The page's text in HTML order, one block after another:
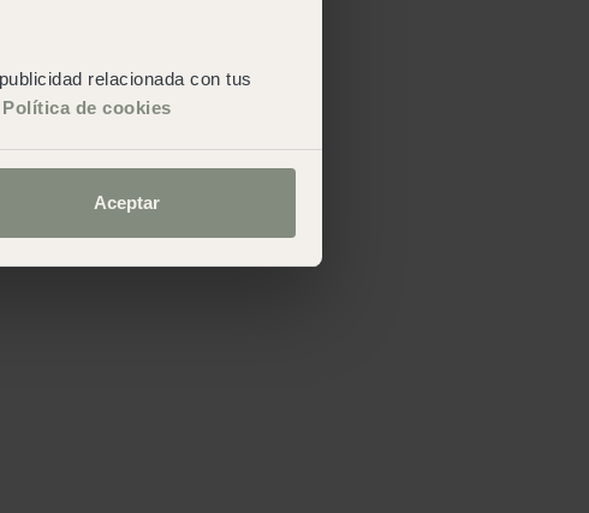
relacionada con tus
Política de cookies
Aceptar